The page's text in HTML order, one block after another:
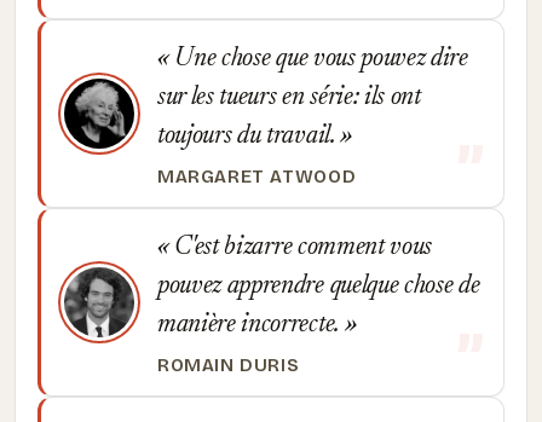
Une chose que vous pouvez dire
sur les tueurs en série: ils ont
toujours du travail.
MARGARET ATWOOD
C'est bizarre comment vous
pouvez apprendre quelque chose de
manière incorrecte.
ROMAIN DURIS